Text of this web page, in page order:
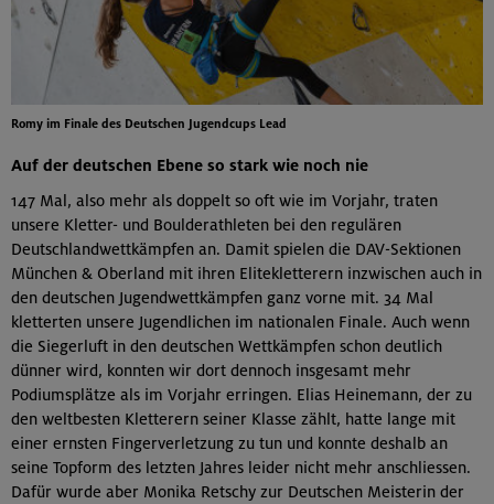
Romy im Finale des Deutschen Jugendcups Lead
Auf der deutschen Ebene so stark wie noch nie
147 Mal, also mehr als doppelt so oft wie im Vorjahr, traten
unsere Kletter- und Boulderathleten bei den regulären
Deutschlandwettkämpfen an. Damit spielen die DAV-Sektionen
München & Oberland mit ihren Elitekletterern inzwischen auch in
den deutschen Jugendwettkämpfen ganz vorne mit. 34 Mal
kletterten unsere Jugendlichen im nationalen Finale. Auch wenn
die Siegerluft in den deutschen Wettkämpfen schon deutlich
dünner wird, konnten wir dort dennoch insgesamt mehr
Podiumsplätze als im Vorjahr erringen. Elias Heinemann, der zu
den weltbesten Kletterern seiner Klasse zählt, hatte lange mit
einer ernsten Fingerverletzung zu tun und konnte deshalb an
seine Topform des letzten Jahres leider nicht mehr anschliessen.
Dafür wurde aber Monika Retschy zur Deutschen Meisterin der